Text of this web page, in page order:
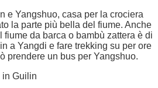
e Yangshuo, casa per la crociera
la parte più bella del fiume. Anche
da barca o bambù zattera è di
a Yangdi e fare trekking su per ore
prendere un bus per Yangshuo.
in Guilin